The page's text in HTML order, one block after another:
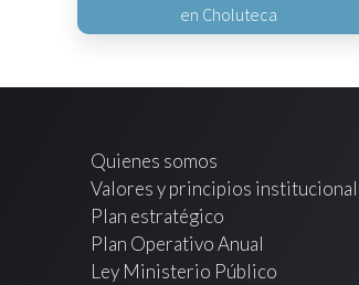
en Choluteca
Quienes somos
Valores y principios
Plan estratégico
Plan Operativo Anual
Ley Ministerio Público